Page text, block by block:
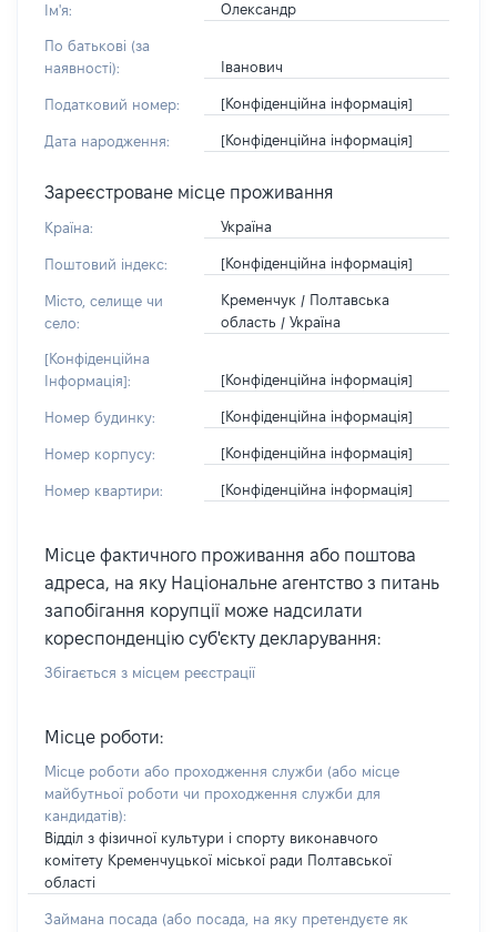
Ім'я: Олександр
По батькові (за
наявності):
Іванович
Податковий номер: [Конфіденційна інформація]
Дата народження: [Конфіденційна інформація]
Зареєстроване місце проживання
Країна: Україна
Поштовий індекс: [Конфіденційна інформація]
Місто, селище чи
село:
Кременчук / Полтавська
область / Україна
[Конфіденційна
Інформація]:
[Конфіденційна інформація]
Номер будинку: [Конфіденційна інформація]
Номер корпусу: [Конфіденційна інформація]
Номер квартири: [Конфіденційна інформація]
Місце фактичного проживання або поштова
адреса, на яку Національне агентство з питань
запобігання корупції може надсилати
кореспонденцію суб'єкту декларування:
Збігається з місцем реєстрації
Місце роботи:
Місце роботи або проходження служби (або місце
майбутньої роботи чи проходження служби для
кандидатів):
Відділ з фізичної культури і спорту виконавчого
комітету Кременчуцької міської ради Полтавської
області
Займана посада (або посада, на яку претендуєте як